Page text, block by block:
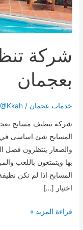
شركة
بعجمان
خدمات عجمان /
شركة تنظيف مسابح
المسابح شئ اساسى في
والصغار ينتظرون فصل
بها ويتمتعون باللعب
المسابح اذا لم تكن
اختيار […]
شركة
قراءة المزيد »